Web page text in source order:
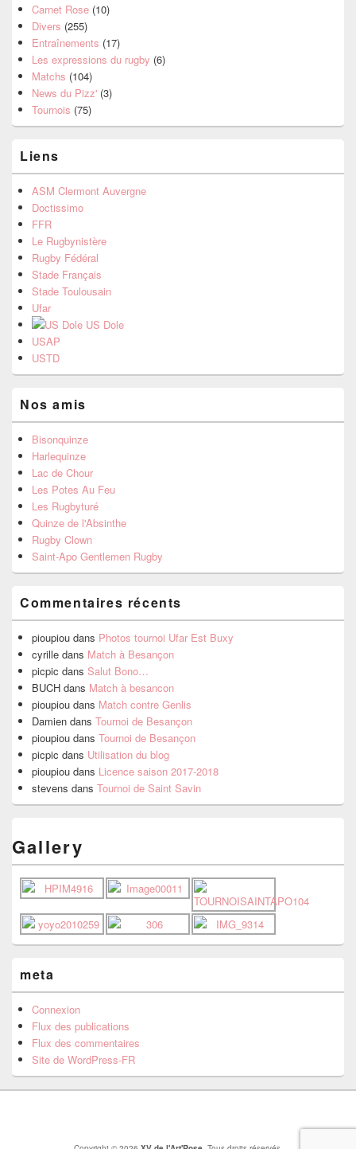
Carnet Rose (10)
Divers (255)
Entraînements (17)
Les expressions du rugby (6)
Matchs (104)
News du Pizz' (3)
Tournois (75)
Liens
ASM Clermont Auvergne
Doctissimo
FFR
Le Rugbynistère
Rugby Fédéral
Stade Français
Stade Toulousain
Ufar
US Dole
USAP
USTD
Nos amis
Bisonquinze
Harlequinze
Lac de Chour
Les Potes Au Feu
Les Rugbyturé
Quinze de l'Absinthe
Rugby Clown
Saint-Apo Gentlemen Rugby
Commentaires récents
pioupiou dans Photos tournoi Ufar Est Buxy
cyrille dans Match à Besançon
picpic dans Salut Bono…
BUCH dans Match à besancon
pioupiou dans Match contre Genlis
Damien dans Tournoi de Besançon
pioupiou dans Tournoi de Besançon
picpic dans Utilisation du blog
pioupiou dans Licence saison 2017-2018
stevens dans Tournoi de Saint Savin
Gallery
meta
Connexion
Flux des publications
Flux des commentaires
Site de WordPress-FR